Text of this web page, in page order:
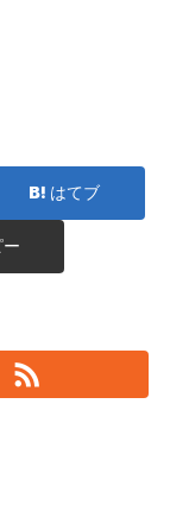
はてブ
ー